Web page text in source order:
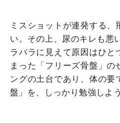
ミスショットが連発する
い。その上、尿のキレも悪
ラバラに見えて原因はひと
まった「フリーズ骨盤」の
ングの土台であり、体の要
盤」を、しっかり勉強しよう